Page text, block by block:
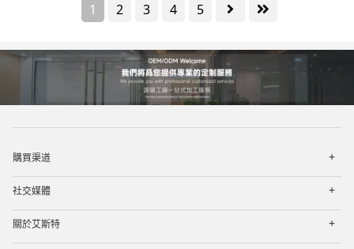
1 2 3 4 5
購買渠道
菜
社交媒體
菜
關於艾斯特
菜